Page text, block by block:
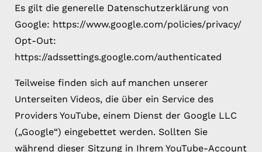
Es gilt die generelle Datenschutzerklärung von
Google: https://www.google.com/policies/privacy/
Opt-Out:
https://adssettings.google.com/authenticated
Teilweise finden sich auf manchen unserer
Unterseiten Videos, die über ein Service des
Providers YouTube, einem Dienst der Google LLC
(„Google“) eingebettet werden. Sollten Sie
während dieser Sitzung in Ihrem YouTube-Account